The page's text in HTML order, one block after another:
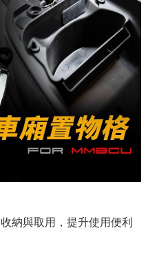
納與取用，提升使用便利